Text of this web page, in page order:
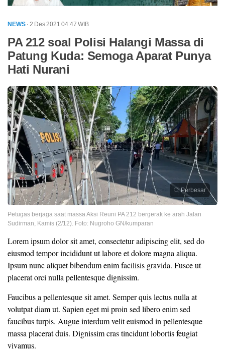
NEWS · 2 Des 2021 04:47 WIB
PA 212 soal Polisi Halangi Massa di
Patung Kuda: Semoga Aparat Punya
Hati Nurani
Perbesar
Petugas berjaga saat massa Aksi Reuni PA 212 bergerak ke arah Jalan
Sudirman, Kamis (2/12). Foto: Nugroho GN/kumparan
Lorem ipsum dolor sit amet, consectetur adipiscing elit, sed do
eiusmod tempor incididunt ut labore et dolore magna aliqua.
Ipsum nunc aliquet bibendum enim facilisis gravida. Fusce ut
placerat orci nulla pellentesque dignissim.
Faucibus a pellentesque sit amet. Semper quis lectus nulla at
volutpat diam ut. Sapien eget mi proin sed libero enim sed
faucibus turpis. Augue interdum velit euismod in pellentesque
massa placerat duis. Dignissim cras tincidunt lobortis feugiat
vivamus.